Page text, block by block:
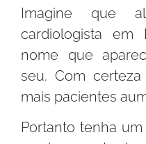
Imagine que
cardiologista em
nome que
seu. Com
mais pacientes
Portanto tenha